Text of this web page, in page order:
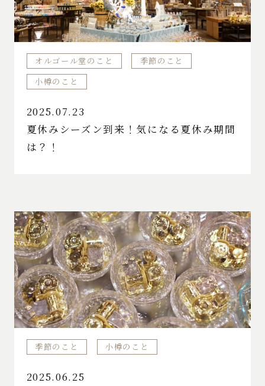
オルゴール堂のこと
季節のこと
小樽のこと
2025.07.23
夏休みシーズン到来！気になる夏休み期間
は？！
季節のこと 小樽のこと
2025.06.25